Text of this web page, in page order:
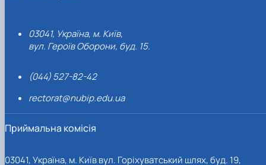
03041, Україна, м. Київ,
вул. Героїв Оборони, буд. 15.
(044) 527-82-42
rectorat@nubip.edu.ua
Приймальна комісія
03041, Україна, м. Київ вул. Горіхуватський шлях, буд. 19,